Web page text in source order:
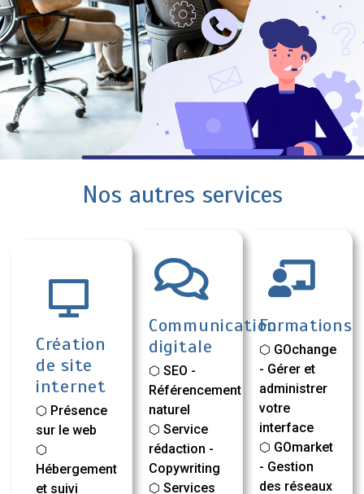
Nos autres services
Création
de site
internet
⬡ Présence
sur le web
⬡
Hébergement
et suivi
Communication
digitale
⬡ SEO -
Référencement
naturel
⬡ Service
rédaction -
Copywriting
⬡ Services
Formations
⬡ GOchange
- Gérer et
administrer
votre
interface
⬡ GOmarket
- Gestion
des réseaux